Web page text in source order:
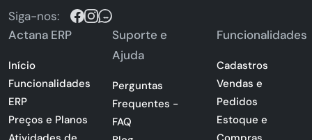
Siga-nos:
Actana ERP
Início
Funcionalidades
ERP
Preços e Planos
Suporte e
Ajuda
Perguntas
Frequentes -
FAQ
Funcionalidades
Cadastros
Vendas e
Pedidos
Estoque e